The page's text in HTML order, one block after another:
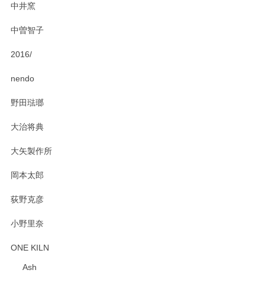
中井窯
中曽智子
2016/
nendo
野田琺瑯
大治将典
大矢製作所
岡本太郎
荻野克彦
小野里奈
ONE KILN
Ash